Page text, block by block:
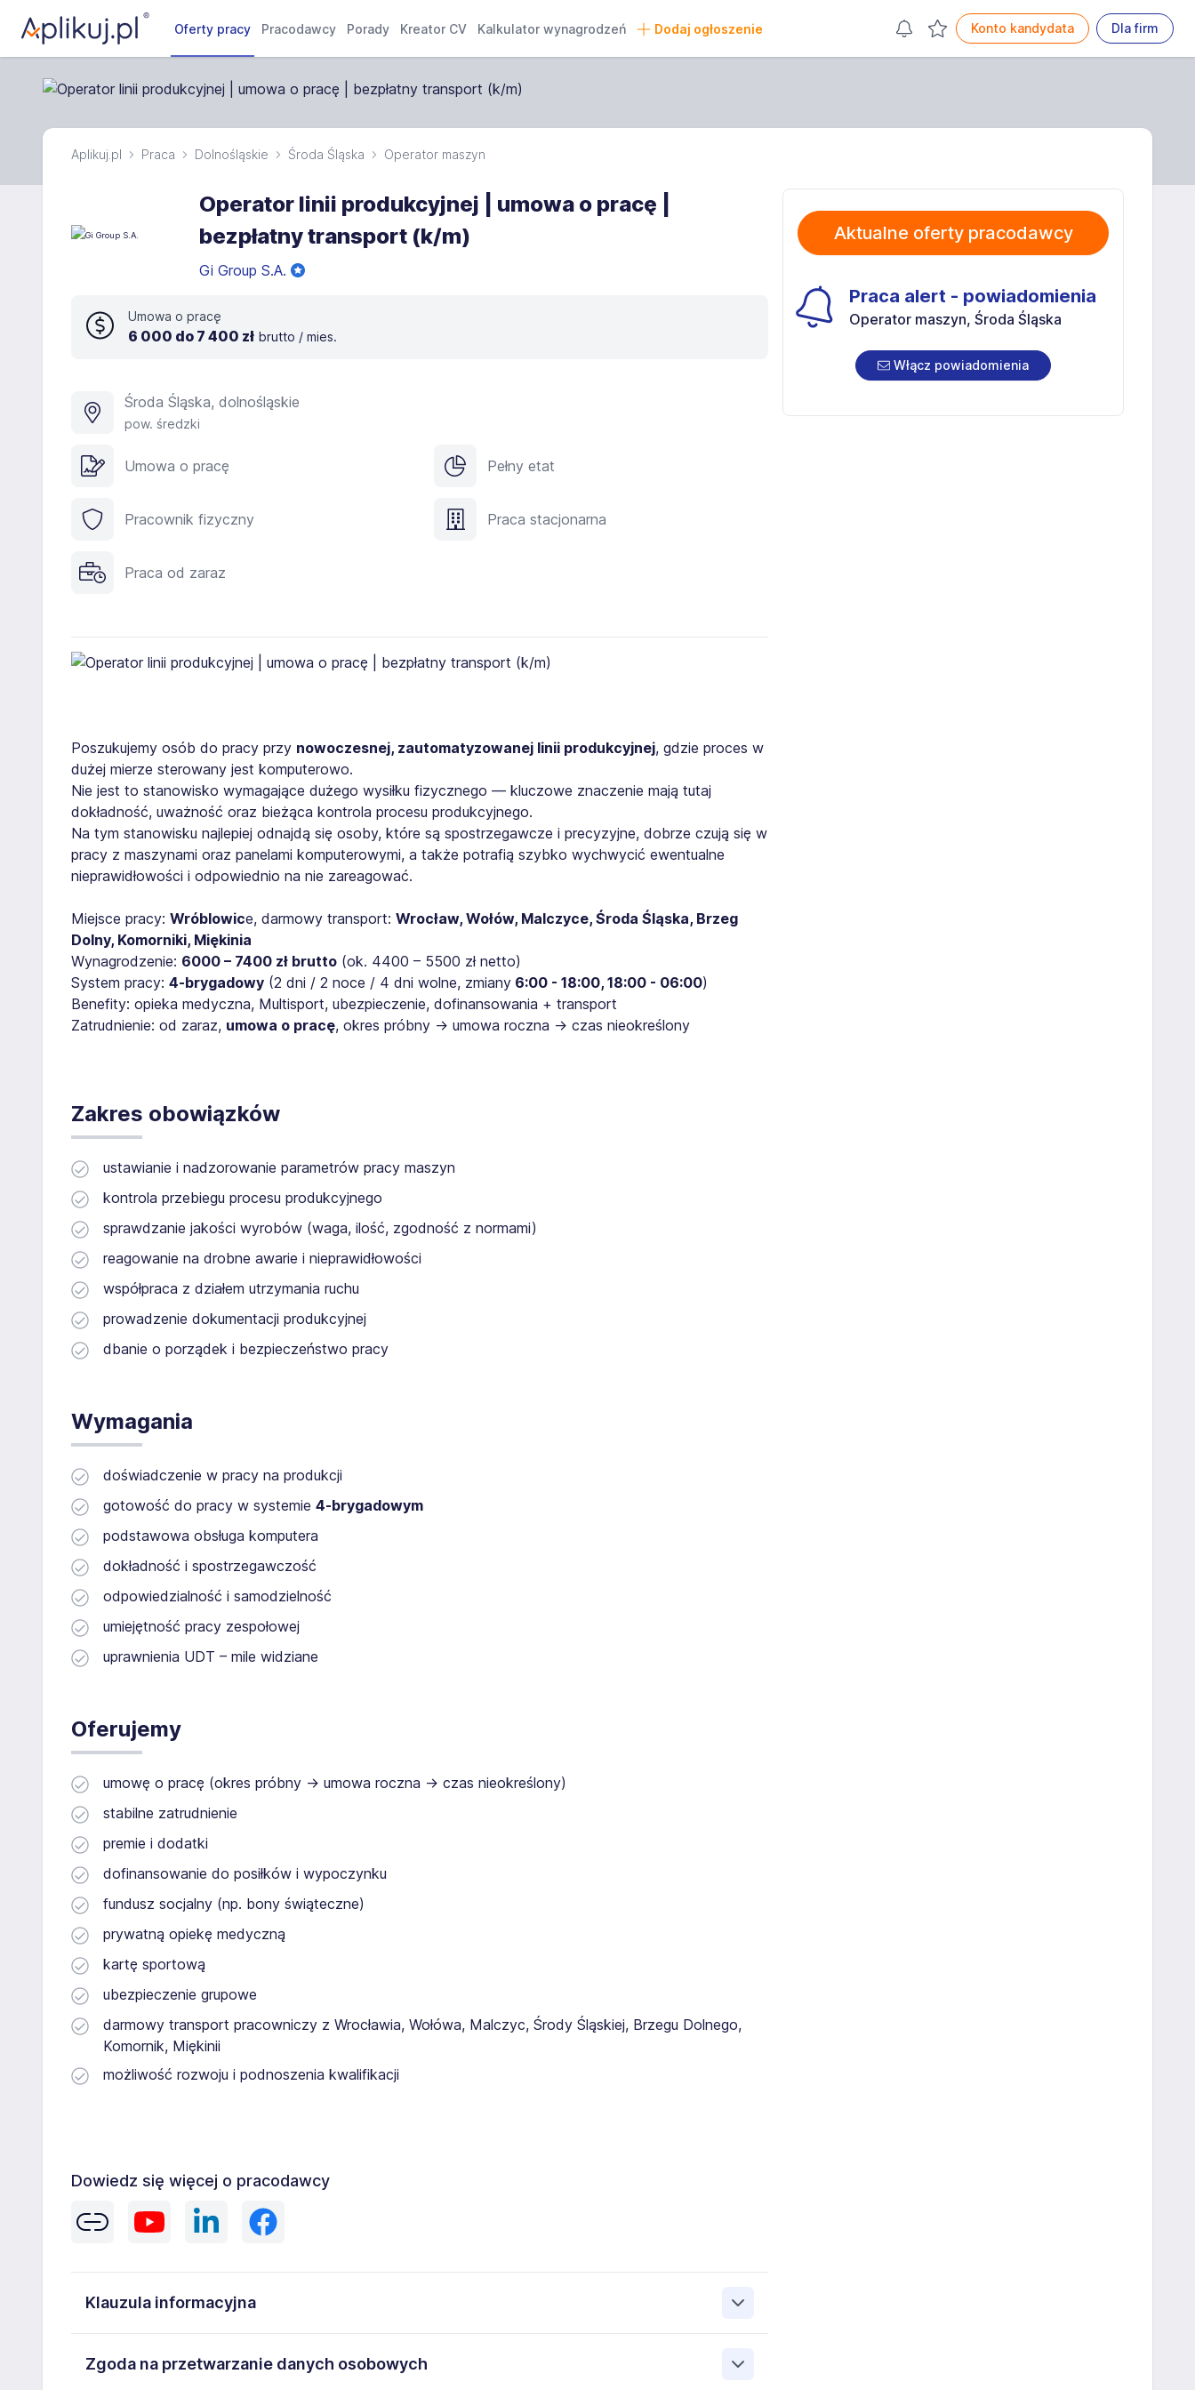
Oferty pracy Pracodawcy Porady Kreator CV Kalkulator wynagrodzeń Dodaj ogłoszenie Konto kandydata Dla firm
Aplikuj.pl Praca Dolnośląskie Środa Śląska Operator maszyn
Operator linii produkcyjnej | umowa o pracę |
bezpłatny transport (k/m)
Gi Group S.A.
Umowa o pracę
6 000 do 7 400 zł brutto / mies.
Środa Śląska, dolnośląskie
pow. średzki
Umowa o pracę Pełny etat
Pracownik fizyczny Praca stacjonarna
Praca od zaraz
Poszukujemy osób do pracy przy nowoczesnej, zautomatyzowanej linii produkcyjnej, gdzie proces w
dużej mierze sterowany jest komputerowo.
Nie jest to stanowisko wymagające dużego wysiłku fizycznego — kluczowe znaczenie mają tutaj
dokładność, uważność oraz bieżąca kontrola procesu produkcyjnego.
Na tym stanowisku najlepiej odnajdą się osoby, które są spostrzegawcze i precyzyjne, dobrze czują się w
pracy z maszynami oraz panelami komputerowymi, a także potrafią szybko wychwycić ewentualne
nieprawidłowości i odpowiednio na nie zareagować.
Miejsce pracy: Wróblowice, darmowy transport: Wrocław, Wołów, Malczyce, Środa Śląska, Brzeg
Dolny, Komorniki, Miękinia
Wynagrodzenie: 6000 – 7400 zł brutto (ok. 4400 – 5500 zł netto)
System pracy: 4-brygadowy (2 dni / 2 noce / 4 dni wolne, zmiany 6:00 - 18:00, 18:00 - 06:00)
Benefity: opieka medyczna, Multisport, ubezpieczenie, dofinansowania + transport
Zatrudnienie: od zaraz, umowa o pracę, okres próbny → umowa roczna → czas nieokreślony
Zakres obowiązków
ustawianie i nadzorowanie parametrów pracy maszyn
kontrola przebiegu procesu produkcyjnego
sprawdzanie jakości wyrobów (waga, ilość, zgodność z normami)
reagowanie na drobne awarie i nieprawidłowości
współpraca z działem utrzymania ruchu
prowadzenie dokumentacji produkcyjnej
dbanie o porządek i bezpieczeństwo pracy
Wymagania
doświadczenie w pracy na produkcji
gotowość do pracy w systemie 4-brygadowym
podstawowa obsługa komputera
dokładność i spostrzegawczość
odpowiedzialność i samodzielność
umiejętność pracy zespołowej
uprawnienia UDT – mile widziane
Oferujemy
umowę o pracę (okres próbny → umowa roczna → czas nieokreślony)
stabilne zatrudnienie
premie i dodatki
dofinansowanie do posiłków i wypoczynku
fundusz socjalny (np. bony świąteczne)
prywatną opiekę medyczną
kartę sportową
ubezpieczenie grupowe
darmowy transport pracowniczy z Wrocławia, Wołówa, Malczyc, Środy Śląskiej, Brzegu Dolnego,
Komornik, Miękinii
możliwość rozwoju i podnoszenia kwalifikacji
Dowiedz się więcej o pracodawcy
Klauzula informacyjna
dane osobowe przetwarzane są w celu rekrutacji przez Administratora. Wiem, że przysługują mi następujące
Zgoda na przetwarzanie danych osobowych
Aktualne oferty pracodawcy
Praca alert - powiadomienia
Operator maszyn, Środa Śląska
Włącz powiadomienia